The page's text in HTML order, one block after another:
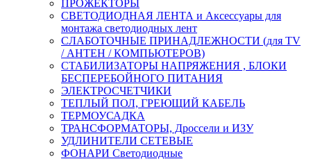
ПРОЖЕКТОРЫ
СВЕТОДИОДНАЯ ЛЕНТА и Аксессуары для
монтажа светодиодных лент
СЛАБОТОЧНЫЕ ПРИНАДЛЕЖНОСТИ (для TV
/ АНТЕН / КОМПЬЮТЕРОВ)
СТАБИЛИЗАТОРЫ НАПРЯЖЕНИЯ , БЛОКИ
БЕСПЕРЕБОЙНОГО ПИТАНИЯ
ЭЛЕКТРОСЧЕТЧИКИ
ТЕПЛЫЙ ПОЛ, ГРЕЮЩИЙ КАБЕЛЬ
ТЕРМОУСАДКА
ТРАНСФОРМАТОРЫ, Дроссели и ИЗУ
УДЛИНИТЕЛИ СЕТЕВЫЕ
ФОНАРИ Светодиодные